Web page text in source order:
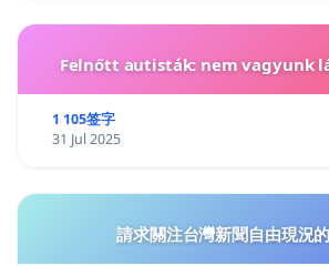
Felnőtt autisták: nem vagyunk
1 105签字
31 Jul 2025
請求關注台灣新聞自由現況